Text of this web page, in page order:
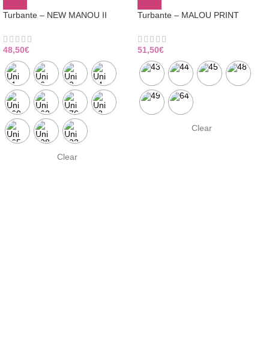
Turbante – NEW MANOU II
48,50€
Clear
Turbante – MALOU PRINT
51,50€
Clear